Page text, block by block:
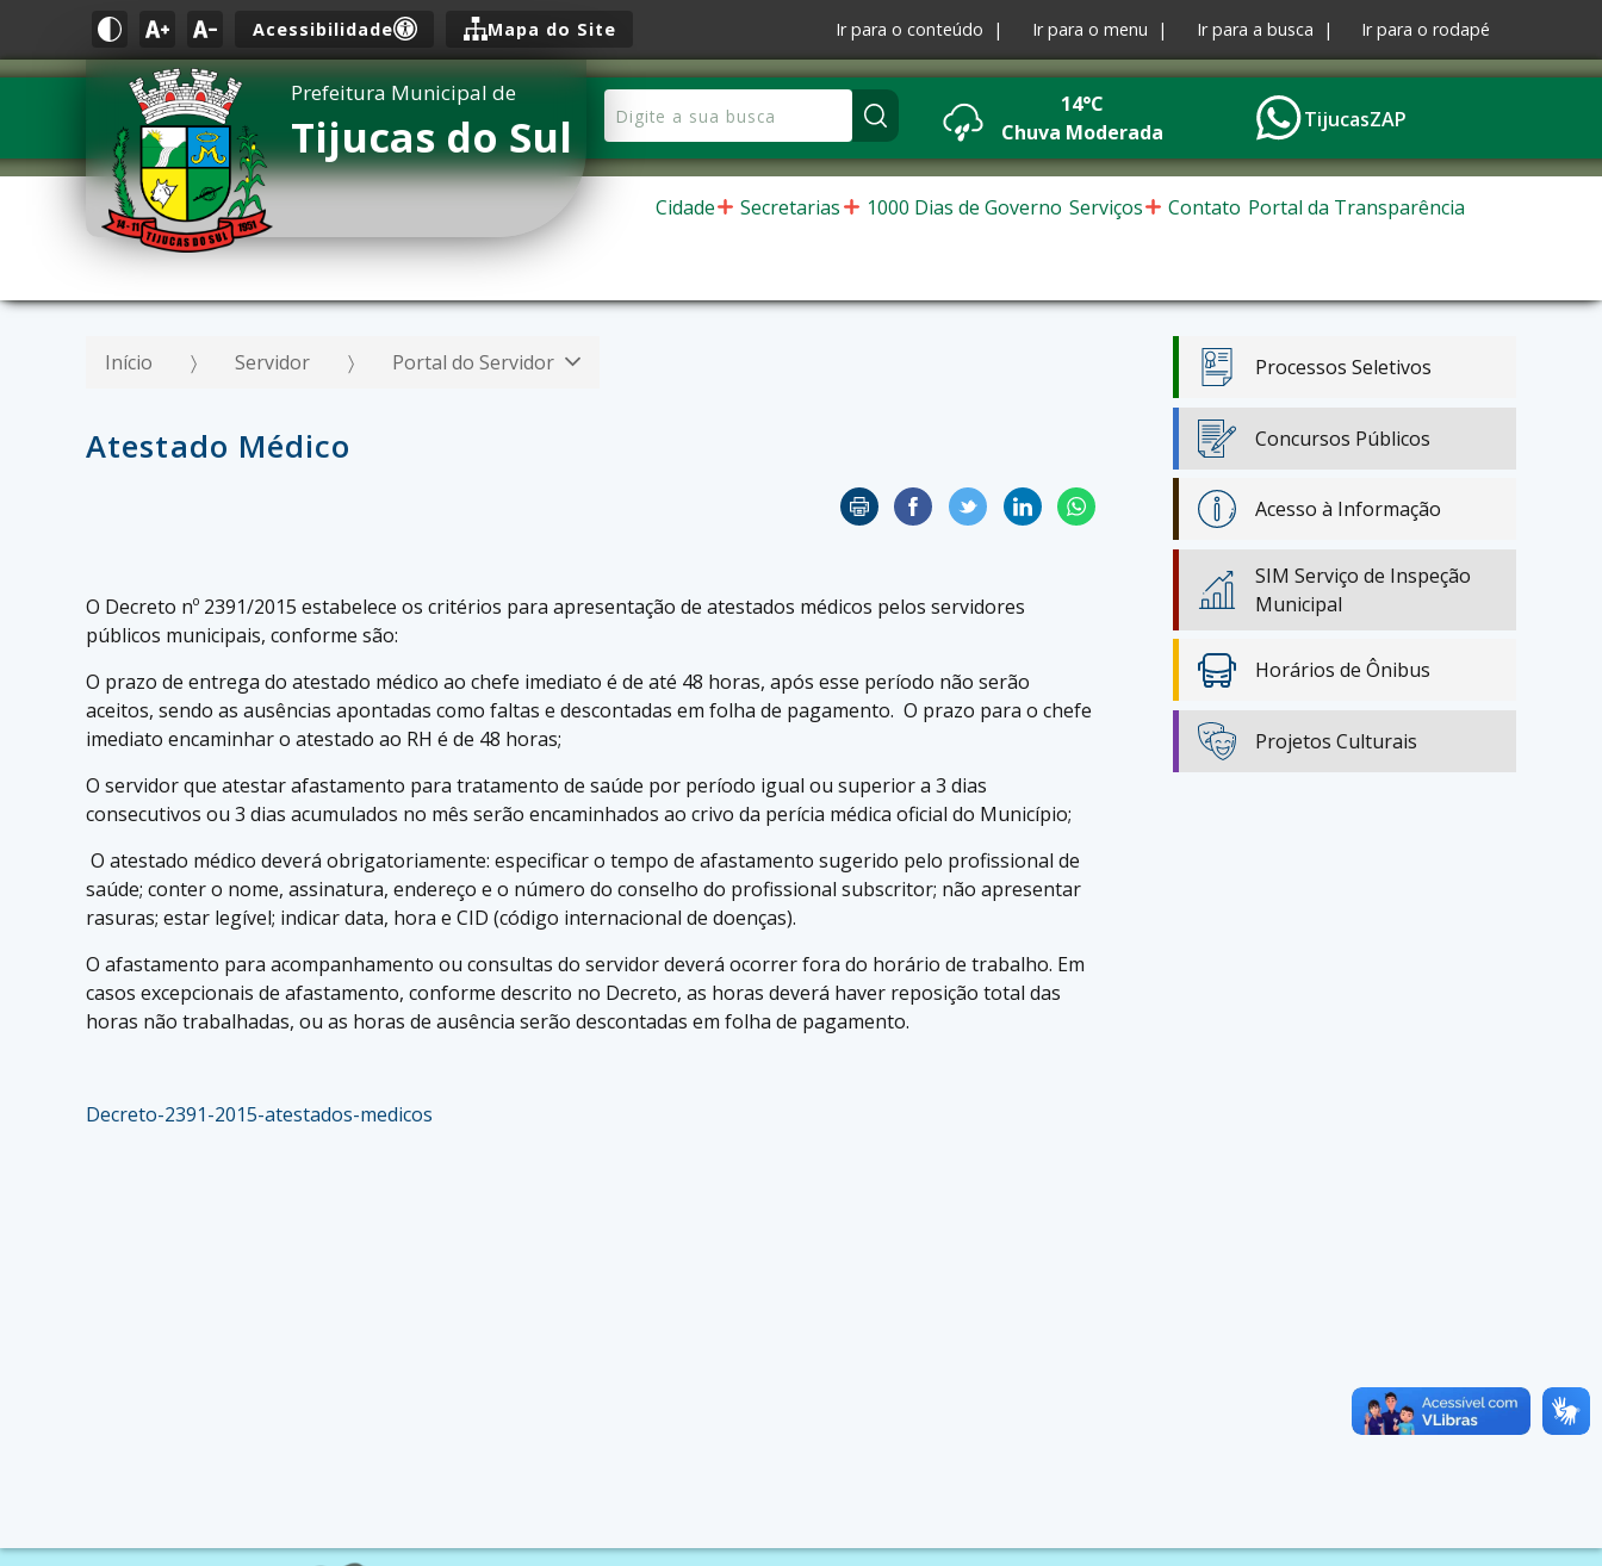
Acessibilidade Mapa do Site Ir para o conteúdo | Ir para o menu | Ir para a busca | Ir para o rodapé
Prefeitura Municipal de
Tijucas do Sul
14°C
Chuva Moderada
TijucasZAP
Cidade Secretarias 1000 Dias de Governo Serviços Contato Portal da Transparência
Início Servidor Portal do Servidor
Atestado Médico
O Decreto nº 2391/2015 estabelece os critérios para apresentação de atestados médicos pelos servidores
públicos municipais, conforme são:
O prazo de entrega do atestado médico ao chefe imediato é de até 48 horas, após esse período não serão
aceitos, sendo as ausências apontadas como faltas e descontadas em folha de pagamento. O prazo para o chefe
imediato encaminhar o atestado ao RH é de 48 horas;
O servidor que atestar afastamento para tratamento de saúde por período igual ou superior a 3 dias
consecutivos ou 3 dias acumulados no mês serão encaminhados ao crivo da perícia médica oficial do Município;
O atestado médico deverá obrigatoriamente: especificar o tempo de afastamento sugerido pelo profissional de
saúde; conter o nome, assinatura, endereço e o número do conselho do profissional subscritor; não apresentar
rasuras; estar legível; indicar data, hora e CID (código internacional de doenças).
O afastamento para acompanhamento ou consultas do servidor deverá ocorrer fora do horário de trabalho. Em
casos excepcionais de afastamento, conforme descrito no Decreto, as horas deverá haver reposição total das
horas não trabalhadas, ou as horas de ausência serão descontadas em folha de pagamento.
Decreto-2391-2015-atestados-medicos
Processos Seletivos
Concursos Públicos
Acesso à Informação
SIM Serviço de Inspeção
Municipal
Horários de Ônibus
Projetos Culturais